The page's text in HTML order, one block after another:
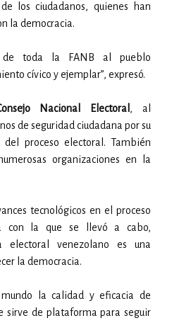
los ciudadanos, quienes han
la democracia.
de toda la FANB al pueblo
cívico y ejemplar”, expresó.
Nacional Electoral , al
de seguridad ciudadana por su
proceso electoral. También
organizaciones en la
tecnológicos en el proceso
con la que se llevó a cabo,
electoral venezolano es una
la democracia.
la calidad y eficacia de
sirve de plataforma para seguir